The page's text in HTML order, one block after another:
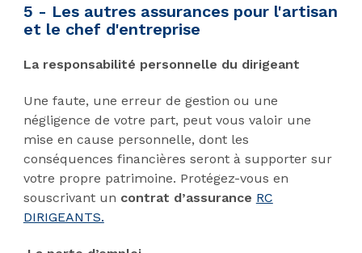
5 - Les autres assurances pour l'artisan
et le chef d'entreprise
La responsabilité personnelle du dirigeant
Une faute, une erreur de gestion ou une
négligence de votre part, peut vous valoir une
mise en cause personnelle, dont les
conséquences financières seront à supporter sur
votre propre patrimoine. Protégez-vous en
souscrivant un contrat d’assurance RC
DIRIGEANTS.